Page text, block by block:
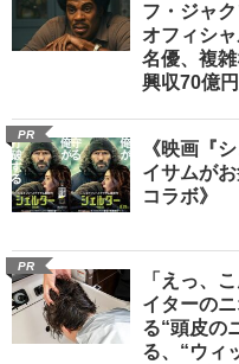
フ・ジャ
オフィシ
名優、複
興収70億円
PR
《映画『
イサムが
コラボ》
PR
「えっ、
イターの
る“頭皮の
る、“ウィ